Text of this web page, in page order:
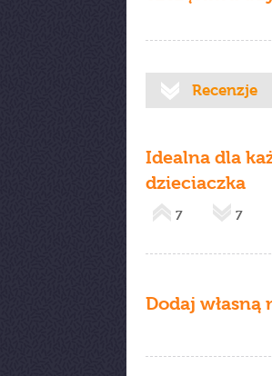
Recenzje
Idealna dla
dzieciaczka
7 7
Dodaj własną